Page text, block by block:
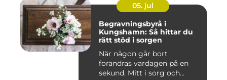
05. jul
Begravningsbyrå i
Kungshamn: Så hittar du
rätt stöd i sorgen
När någon går bort
förändras vardagen på en
sekund. Mitt i sorg och...